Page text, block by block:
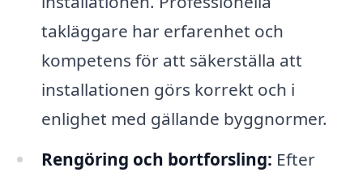
takläggare har erfarenhet och
kompetens för att säkerställa att
installationen görs korrekt och i
enlighet med gällande byggnormer.
Rengöring och bortforsling: Efter